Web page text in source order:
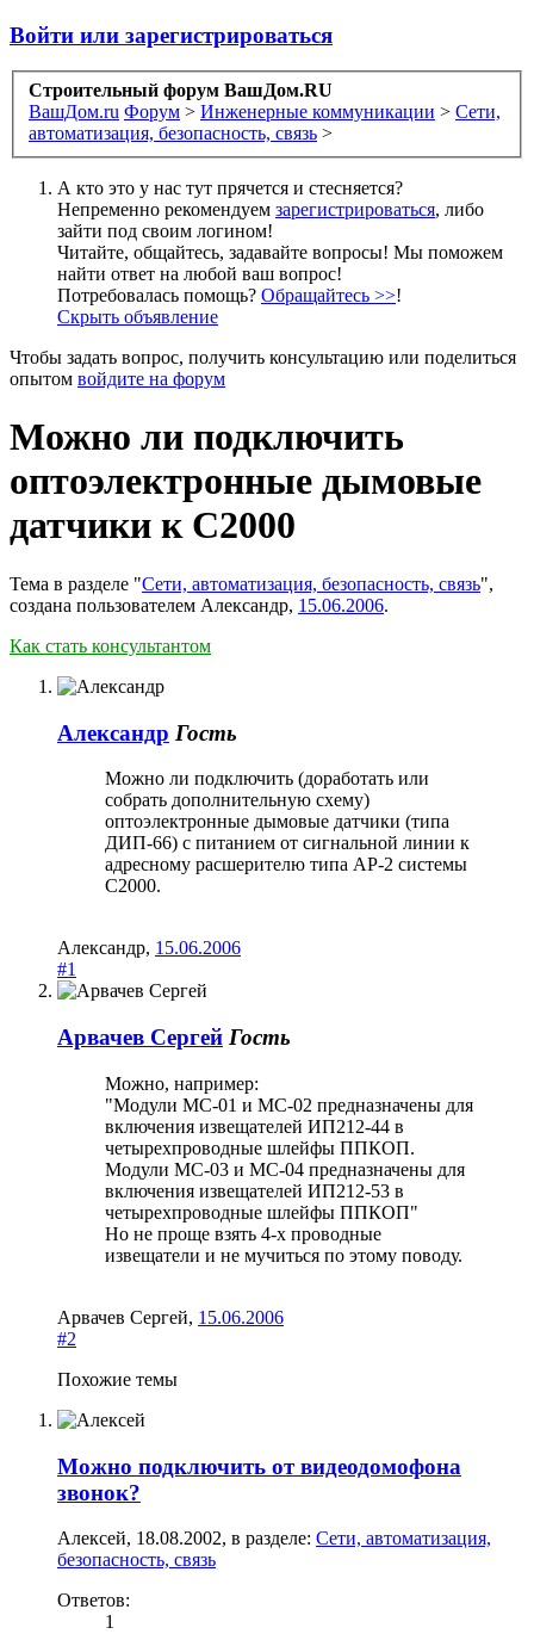
Войти или зарегистрироваться
Строительный форум ВашДом.RU
ВашДом.ru Форум > Инженерные коммуникации > Сети,
автоматизация, безопасность, связь >
А кто это у нас тут прячется и стесняется?
Непременно рекомендуем зарегистрироваться, либо
зайти под своим логином!
Читайте, общайтесь, задавайте вопросы! Мы поможем
найти ответ на любой ваш вопрос!
Потребовалась помощь? Обращайтесь >>!
Скрыть объявление
Чтобы задать вопрос, получить консультацию или поделиться
опытом войдите на форум
Можно ли подключить
оптоэлектронные дымовые
датчики к C2000
Тема в разделе "Сети, автоматизация, безопасность, связь",
создана пользователем Александр, 15.06.2006.
Как стать консультантом
Александр Гость
Можно ли подключить (доработать или
собрать дополнительную схему)
оптоэлектронные дымовые датчики (типа
ДИП-66) с питанием от сигнальной линии к
адресному расшерителю типа АР-2 системы
С2000.
Александр, 15.06.2006
#1
Арвачев Сергей Гость
Можно, например:
"Модули МС-01 и МС-02 предназначены для
включения извещателей ИП212-44 в
четырехпроводные шлейфы ППКОП.
Модули МС-03 и МС-04 предназначены для
включения извещателей ИП212-53 в
четырехпроводные шлейфы ППКОП"
Но не проще взять 4-х проводные
извещатели и не мучиться по этому поводу.
Арвачев Сергей, 15.06.2006
#2
Похожие темы
Можно подключить от видеодомофона
звонок?
Алексей, 18.08.2002, в разделе: Сети, автоматизация,
безопасность, связь
Ответов:
1